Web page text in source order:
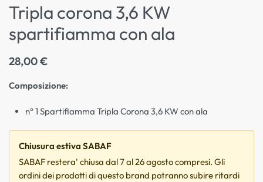
Tripla corona 3,6 KW
spartifiamma con ala
28,00€
Composizione:
n° 1 Spartifiamma Tripla Corona 3,6 KW con ala
Chiusura estiva SABAF
SABAF restera' chiusa dal 7 al 26 agosto compresi. Gli
ordini dei prodotti di questo brand potranno subire ritardi